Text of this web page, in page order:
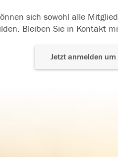
sich sowohl alle
Bleiben Sie in Kontakt
Jetzt anmelden um